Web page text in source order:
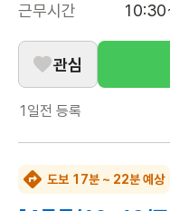
근무시간
관심
1일전 등록
도보 17분 ~ 22분 예상